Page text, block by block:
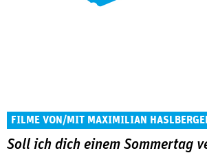
FILME VON/MIT MAXIMILIAN
Soll ich dich einem Sommertag